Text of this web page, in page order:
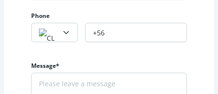
Phone
Message*